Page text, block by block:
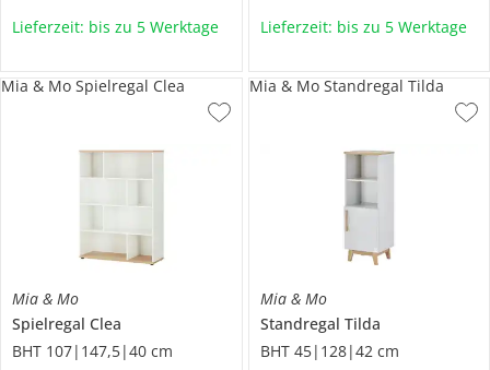
Lieferzeit: bis zu 5 Werktage Lieferzeit: bis zu 5 Werktage
Mia & Mo
Spielregal Clea
BHT 107|147,5|40 cm
Mia & Mo Spielregal Clea
Mia & Mo
Standregal Tilda
BHT 45|128|42 cm
Mia & Mo Standregal Tilda